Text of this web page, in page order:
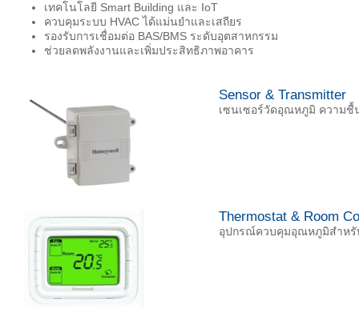
เทคโนโลยี Smart Building และ IoT
ควบคุมระบบ HVAC ได้แม่นยำและเสถียร
รองรับการเชื่อมต่อ BAS/BMS ระดับอุตสาหกรรม
ช่วยลดพลังงานและเพิ่มประสิทธิภาพอาคาร
Sensor & Transmitter
เซนเซอร์วัดอุณหภูมิ ความ
Thermostat & Room
อุปกรณ์ควบคุมอุณหภูมิสำหรั